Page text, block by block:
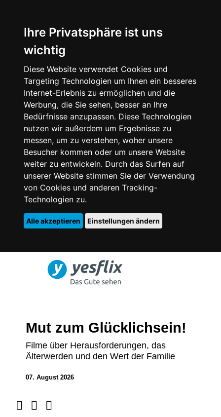
Ihre Privatsphäre ist uns
wichtig
Diese Website verwendet Cookies und
Targeting Technologien um Ihnen ein besseres
Internet-Erlebnis zu ermöglichen und die
Werbung, die Sie sehen, besser an Ihre
Bedürfnisse anzupassen. Diese Technologien
nutzen wir außerdem um Ergebnisse zu
messen, um zu verstehen, woher unsere
Besucher kommen oder um unsere Website
weiter zu entwickeln. Durch das Surfen auf
unserer Website stimmen Sie der Verwendung
von Cookies und anderen Tracking-
Technologien zu.
Alle akzeptieren Einstellungen ändern
Mut zum Glücklichsein!
Filme über Herausforderungen, das
Älterwerden und den Wert der Familie
07. August 2026